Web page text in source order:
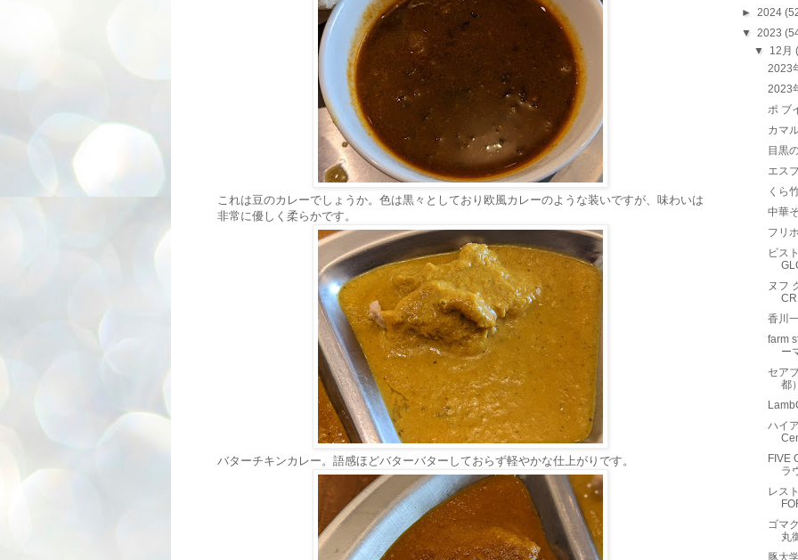
これは豆のカレーでしょうか。色は黒々としており欧風カレーのような装いですが、味わいは
非常に優しく柔らかです。
バターチキンカレー。語感ほどバターバターしておらず軽やかな仕上がりです。
► 2024
▼ 2023
▼ 12月
2023
2023
ポ ブ
カマ
目黒
エス
くら
中華
フリ
ビス
ヌフ
香川
farm
ー
セア
都
ハイ
FIVE
ラ
レス
ゴマ
丸